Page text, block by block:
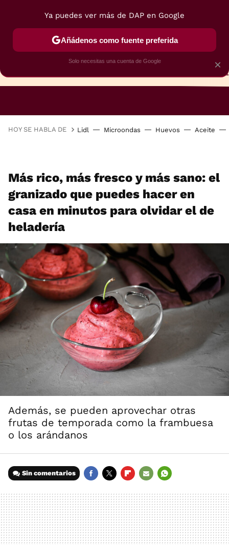
HOY SE HABLA DE Lidl Microondas Huevos Aceite
Más rico, más fresco y más sano: el
granizado que puedes hacer en
casa en minutos para olvidar el de
heladería
Además, se pueden aprovechar otras
frutas de temporada como la frambuesa
o los arándanos
Sin comentarios
MAIL
×
Ya puedes ver más de DAP en Google
Añádenos como fuente preferida
Solo necesitas una cuenta de Google